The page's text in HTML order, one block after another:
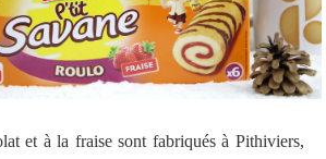
et à la fraise sont fabriqués à Pithiviers,